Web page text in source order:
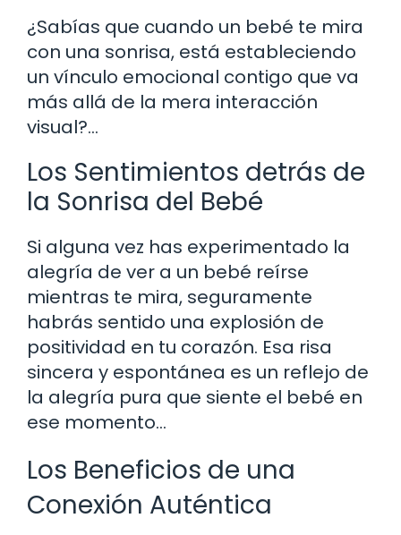
¿Sabías que cuando un bebé te mira
con una sonrisa, está estableciendo
un vínculo emocional contigo que va
más allá de la mera interacción
visual?…
Los Sentimientos detrás de
la Sonrisa del Bebé
Si alguna vez has experimentado la
alegría de ver a un bebé reírse
mientras te mira, seguramente
habrás sentido una explosión de
positividad en tu corazón. Esa risa
sincera y espontánea es un reflejo de
la alegría pura que siente el bebé en
ese momento…
Los Beneficios de una
Conexión Auténtica